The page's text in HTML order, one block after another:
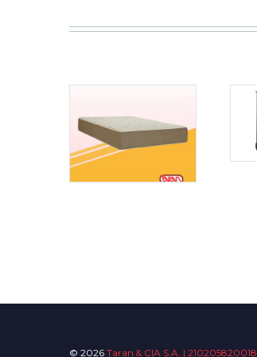
© 2026 Taran & CIA S.A. | 210205820018